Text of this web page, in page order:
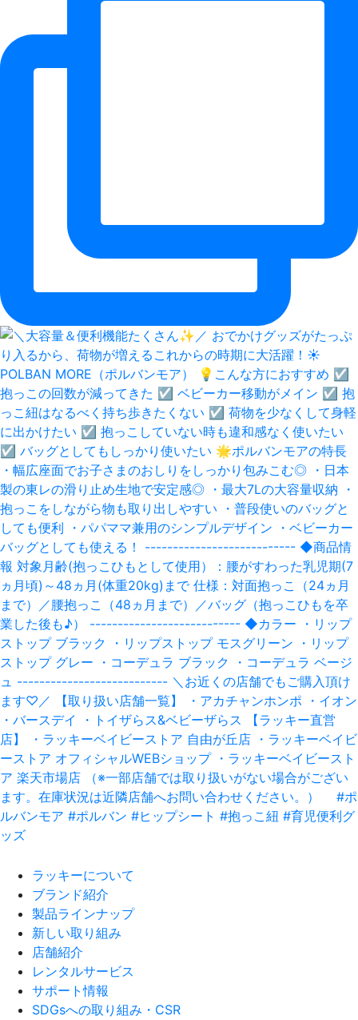
ラッキーについて
ブランド紹介
製品ラインナップ
新しい取り組み
店舗紹介
レンタルサービス
サポート情報
SDGsへの取り組み・CSR